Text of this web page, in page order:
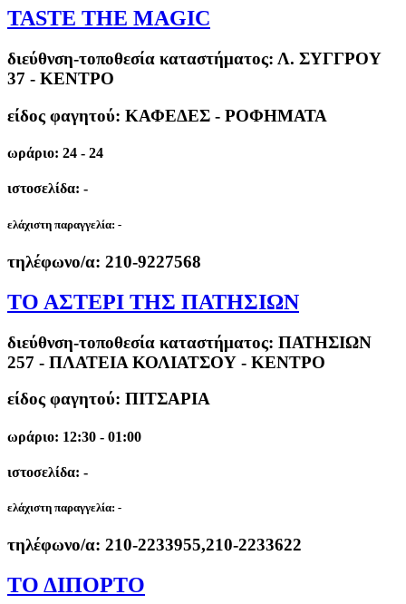
TASTE THE MAGIC
διεύθνση-τοποθεσία καταστήματος: Λ. ΣΥΓΓΡΟΥ
37 - ΚΕΝΤΡΟ
είδος φαγητού: ΚΑΦΕΔΕΣ - ΡΟΦΗΜΑΤΑ
ωράριο: 24 - 24
ιστοσελίδα: -
ελάχιστη παραγγελία: -
τηλέφωνο/α: 210-9227568
ΤΟ ΑΣΤΕΡΙ ΤΗΣ ΠΑΤΗΣΙΩΝ
διεύθνση-τοποθεσία καταστήματος: ΠΑΤΗΣΙΩΝ
257 - ΠΛΑΤΕΙΑ ΚΟΛΙΑΤΣΟΥ - ΚΕΝΤΡΟ
είδος φαγητού: ΠΙΤΣΑΡΙΑ
ωράριο: 12:30 - 01:00
ιστοσελίδα: -
ελάχιστη παραγγελία: -
τηλέφωνο/α: 210-2233955,210-2233622
ΤΟ ΔΙΠΟΡΤΟ